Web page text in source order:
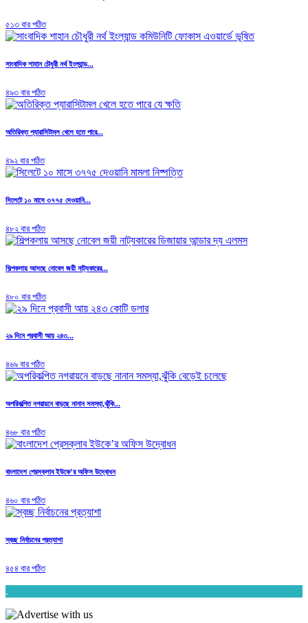
৫১৩ বার পঠিত
সাংবাদিক শাহান চৌধুরী নর্থ ইংল্যান্ড...
৪৯৩ বার পঠিত
অতিরিক্ত প্যারাসিটামল খেলে হতে পারে...
৪৯২ বার পঠিত
সিলেটে ১০ মাসে ৩৭৭৫ দেওয়ানি...
৪৮২ বার পঠিত
শিল্পকলায় আসছে নোবেল জয়ী নাট্যকারের...
৪৮০ বার পঠিত
২৯ দিনে প্রবাসী আয় ২৪৩...
৪৬৯ বার পঠিত
অপরিকল্পিত নগরায়নে বাড়ছে নানান সমস্যা,ঝুঁকি...
৪৬৮ বার পঠিত
বাংলাদেশ প্রেসক্লাব ইউকে’র অফিস উদ্বোধন
৪৬০ বার পঠিত
স্বচ্ছ নির্বাচনের প্রত্যাশা
৪৫৪ বার পঠিত
.